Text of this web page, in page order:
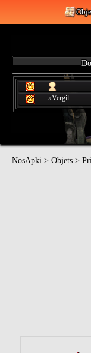
»Vergil
NosApki > Objets >